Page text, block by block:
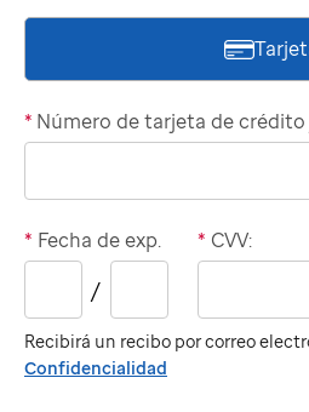
Jude
* Número de tarjeta de
* Fecha de exp.
/
vencimiento:
* CVV:
Recibirá un recibo por correo
Confidencialidad